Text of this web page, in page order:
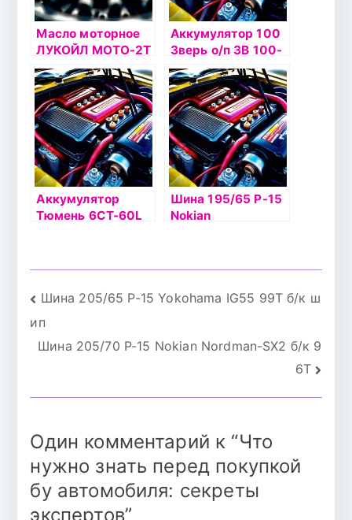
Масло моторное
ЛУКОЙЛ МОТО-2Т
МГД-14М 4л
Аккумулятор 100
Зверь о/п 3В 100-
3-R
Аккумулятор
Тюмень 6СТ-60L
Шина 195/65 Р-15
Nokian
Навигация
по
Шина 205/65 Р-15 Yokohama IG55 99Т б/к ш
ип
Шина 205/70 Р-15 Nokian Nordman-SX2 б/к 9
6Т
Один комментарий к “Что
нужно знать перед покупкой
бу автомобиля: секреты
экспертов”